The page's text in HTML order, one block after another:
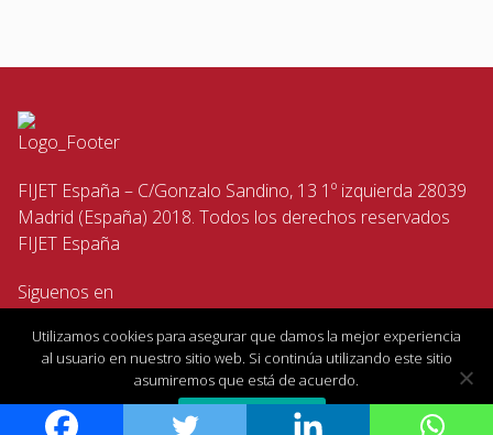
FIJET España – C/Gonzalo Sandino, 13 1º izquierda 28039
Madrid (España) 2018. Todos los derechos reservados
FIJET España
Siguenos en
Utilizamos cookies para asegurar que damos la mejor experiencia
al usuario en nuestro sitio web. Si continúa utilizando este sitio
asumiremos que está de acuerdo.
Estoy de acuerdo